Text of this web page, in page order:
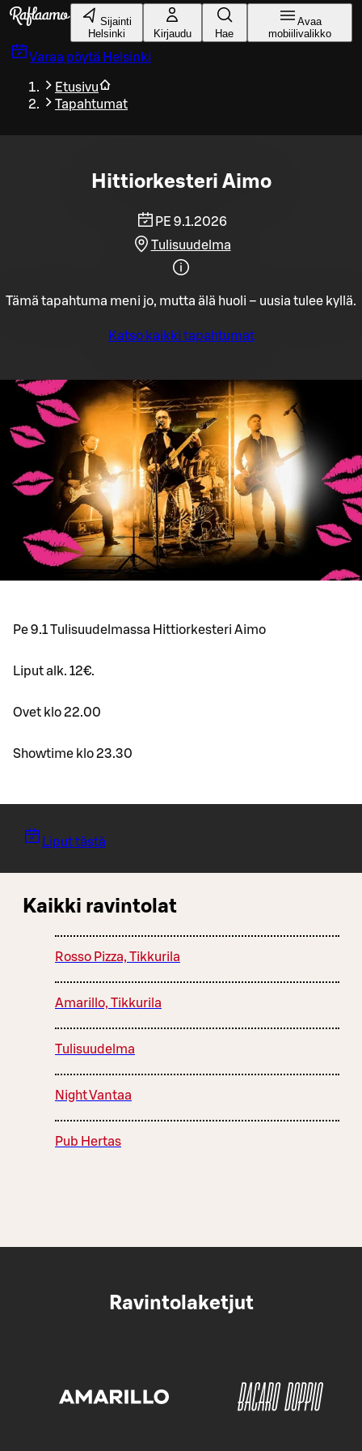
Siirry pääsisältöön
Sijainti
Helsinki
Kirjaudu Hae
Avaa
mobiilivalikko
Varaa pöytä Helsinki
Etusivu
Tapahtumat
Hittiorkesteri Aimo
PE 9.1.2026
Tulisuudelma
Tämä tapahtuma meni jo, mutta älä huoli – uusia tulee kyllä.
Katso kaikki tapahtumat
Pe 9.1 Tulisuudelmassa Hittiorkesteri Aimo
Liput alk. 12€.
Ovet klo 22.00
Showtime klo 23.30
Liput tästä
Kaikki ravintolat
Rosso Pizza, Tikkurila
Amarillo, Tikkurila
Tulisuudelma
Night Vantaa
Pub Hertas
Ravintolaketjut